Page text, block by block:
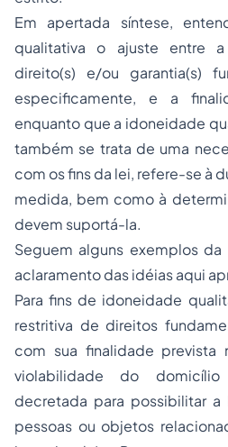
Em apertada síntese,
qualitativa o ajuste entre
direito(s) e/ou garantia(s)
especificamente, e a
enquanto que a idoneidade
também se trata de uma
com os fins da lei, refere-se à
medida, bem como à
devem suportá-la.
Seguem alguns exemplos
aclaramento das idéias aqui
Para fins de idoneidade
restritiva de direitos
com sua finalidade prevista
violabilidade do
decretada para possibilitar a
pessoas ou objetos